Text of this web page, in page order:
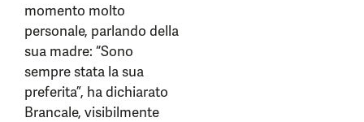
momento molto
personale, parlando della
sua madre: “Sono
sempre stata la sua
preferita”, ha dichiarato
Brancale, visibilmente